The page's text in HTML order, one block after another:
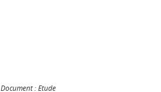
Document : Etude